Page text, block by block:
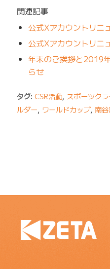
関連記事
公式Xアカウントリニ
公式Xアカウントリニ
年末のご挨拶と2019
らせ
タグ: CSR活動, スポーツク
ルダー, ワールドカップ, 南